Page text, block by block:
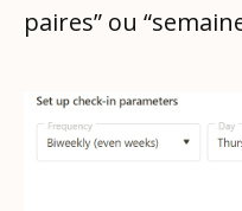
paires” ou